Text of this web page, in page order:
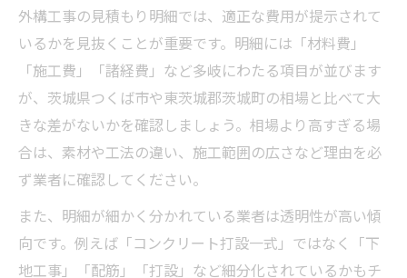
外構工事の見積もり明細では、適正な費用が提示されて
いるかを見抜くことが重要です。明細には「材料費」
「施工費」「諸経費」など多岐にわたる項目が並びます
が、茨城県つくば市や東茨城郡茨城町の相場と比べて大
きな差がないかを確認しましょう。相場より高すぎる場
合は、素材や工法の違い、施工範囲の広さなど理由を必
ず業者に確認してください。
また、明細が細かく分かれている業者は透明性が高い傾
向です。例えば「コンクリート打設一式」ではなく「下
地工事」「配筋」「打設」など細分化されているかもチ